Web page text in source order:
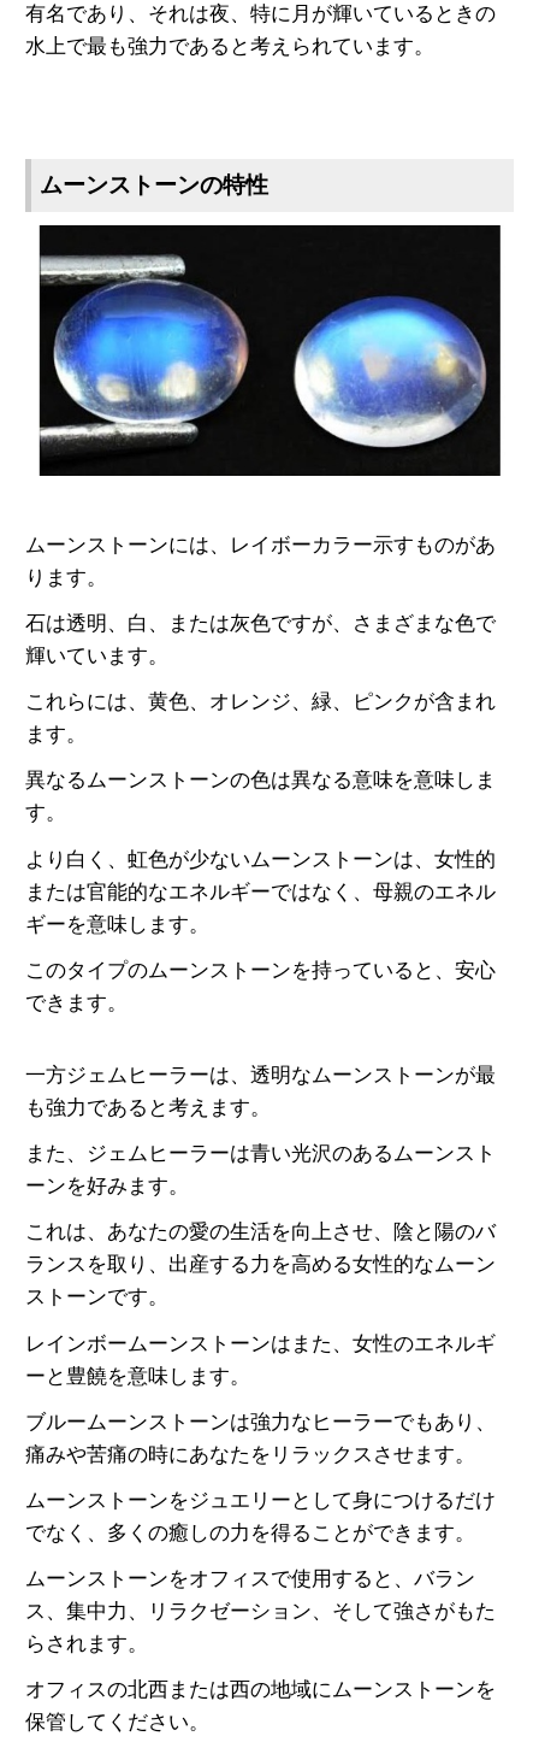
有名であり、 それは夜、特に月が輝いているときの
水上で最も強力であると考えられています。
ムーンストーンの特性
ムーンストーンには、レイボーカラー示すものがあ
ります。
石は透明、白、または灰色ですが、さまざまな色で
輝いています。
これらには、黄色、オレンジ、緑、ピンクが含まれ
ます。
異なるムーンストーンの色は異なる意味を意味しま
す。
より白く、虹色が少ないムーンストーンは、女性的
または官能的なエネルギーではなく、母親のエネル
ギーを意味します。
このタイプのムーンストーンを持っていると、安心
できます。
一方ジェムヒーラーは、透明なムーンストーンが最
も強力であると考えます。
また、ジェムヒーラーは青い光沢のあるムーンスト
ーンを好みます。
これは、あなたの愛の生活を向上させ、陰と陽のバ
ランスを取り、出産する力を高める女性的なムーン
ストーンです。
レインボームーンストーンはまた、女性のエネルギ
ーと豊饒を意味します。
ブルームーンストーンは強力なヒーラーでもあり、
痛みや苦痛の時にあなたをリラックスさせます。
ムーンストーンをジュエリーとして身につけるだけ
でなく、多くの癒しの力を得ることができます。
ムーンストーンをオフィスで使用すると、バラン
ス、集中力、リラクゼーション、そして強さがもた
らされます。
オフィスの北西または西の地域にムーンストーンを
保管してください。